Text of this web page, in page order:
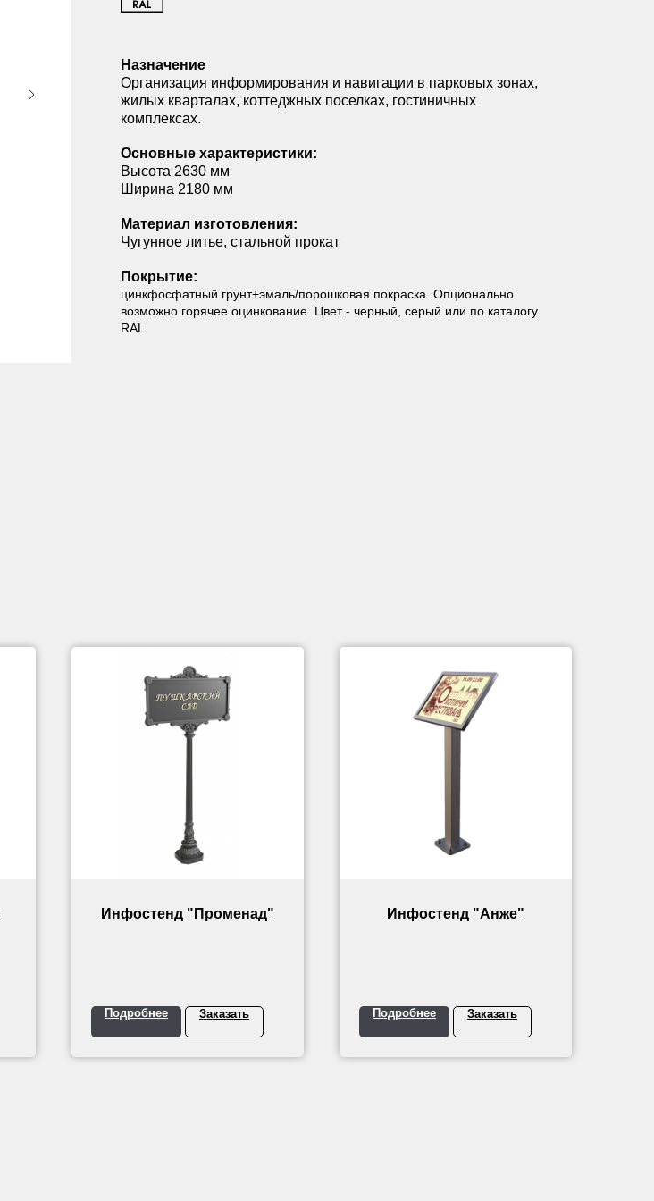
Назначение
Организация информирования и навигации в парковых зонах,
жилых кварталах, коттеджных поселках, гостиничных
комплексах.
Основные характеристики:
Высота 2630 мм
Ширина 2180 мм
Материал изготовления:
Чугунное литье, стальной прокат
Покрытие:
цинкфосфатный грунт+эмаль/порошковая покраска. Опционально
возможно горячее оцинкование. Цвет - черный, серый или по каталогу
RAL
Инфостенд "Променад"
Подробнее Заказать
Инфостенд "Анже"
Подробнее Заказать